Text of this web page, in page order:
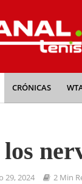
CRÓNICAS
29, 2024 2 Min